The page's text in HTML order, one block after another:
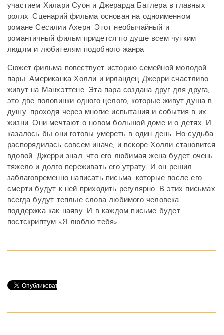
участием Хилари Суон и Джерарда Батлера в главных
ролях. Сценарий фильма основан на одноименном
романе Сесилии Ахерн. Этот необычайный и
романтичный фильм придется по душе всем чутким
людям и любителям подобного жанра.
Сюжет фильма повествует историю семейной молодой
пары. Американка Холли и ирландец Джерри счастливо
живут на Манхэттене. Эта пара создана друг для друга,
это две половинки одного целого, которые живут душа в
душу, проходя через многие испытания и события в их
жизни. Они мечтают о новом большой доме и о детях. И
казалось бы они готовы умереть в один день. Но судьба
распорядилась совсем иначе, и вскоре Холли становится
вдовой. Джерри знал, что его любимая жена будет очень
тяжело и долго переживать его утрату. И он решил
заблаговременно написать письма, которые после его
смерти будут к ней приходить регулярно. В этих письмах
всегда будут теплые слова любимого человека,
поддержка как наяву. И в каждом письме будет
постскриптум «Я люблю тебя»...